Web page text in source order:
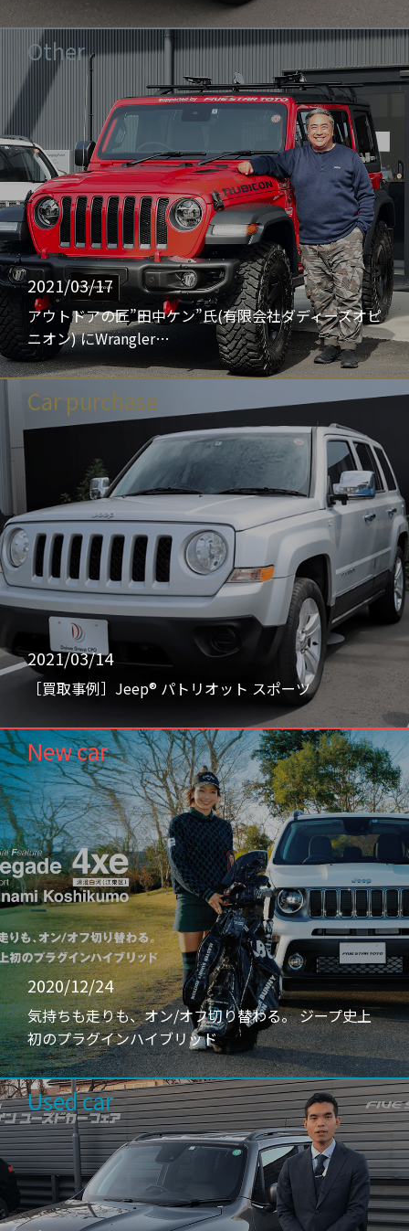
Other
2021/03/17
アウトドアの匠”田中ケン”氏(有限会社ダディーズオピ
ニオン) にWrangler…
Car purchase
2021/03/14
［買取事例］Jeep® パトリオット スポーツ
New car
2020/12/24
気持ちも走りも、オン/オフ切り替わる。 ジープ史上
初のプラグインハイブリッド
Used car